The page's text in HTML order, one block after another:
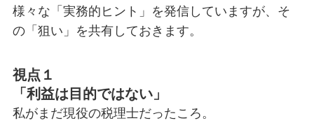
様々な「実務的ヒント」を発信していますが、そ
の「狙い」を共有しておきます。
視点１
「利益は目的ではない」
私がまだ現役の税理士だったころ。